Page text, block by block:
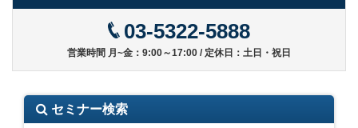
03-5322-5888
営業時間 月~金：9:00～17:00 / 定休日：土日・祝日
セミナー検索